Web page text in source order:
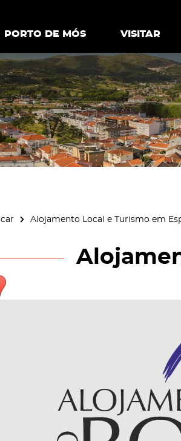
PORTO DE MÓS
PORTO DE MÓS VISITAR
Alojamento Local e Turismo em